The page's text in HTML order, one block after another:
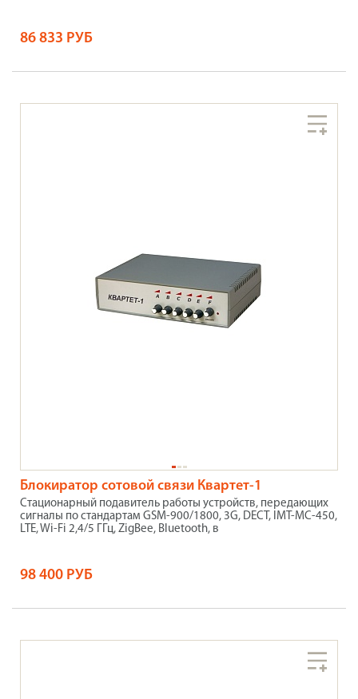
86 833 РУБ
Блокиратор сотовой связи Квартет-1
Стационарный подавитель работы устройств, передающих
сигналы по стандартам GSM-900/1800, 3G, DECT, IMT-MC-450,
LTE, Wi-Fi 2,4/5 ГГц, ZigBee, Bluetooth, в
98 400 РУБ